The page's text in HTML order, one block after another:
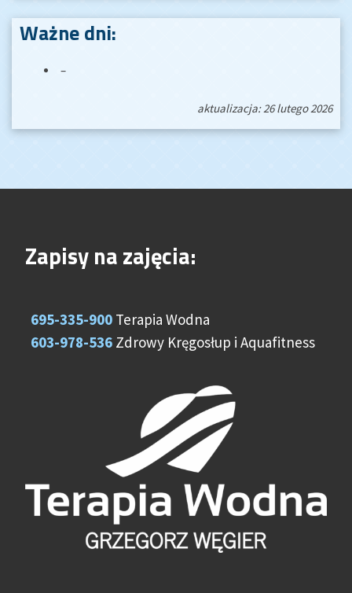
Ważne dni:
–
aktualizacja: 26 lutego 2026
Zapisy na zajęcia:
695-335-900 Terapia Wodna
603-978-536 Zdrowy Kręgosłup i Aquafitness